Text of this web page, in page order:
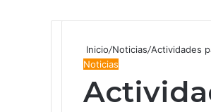
Inicio/Noticias/Actividades
Noticias